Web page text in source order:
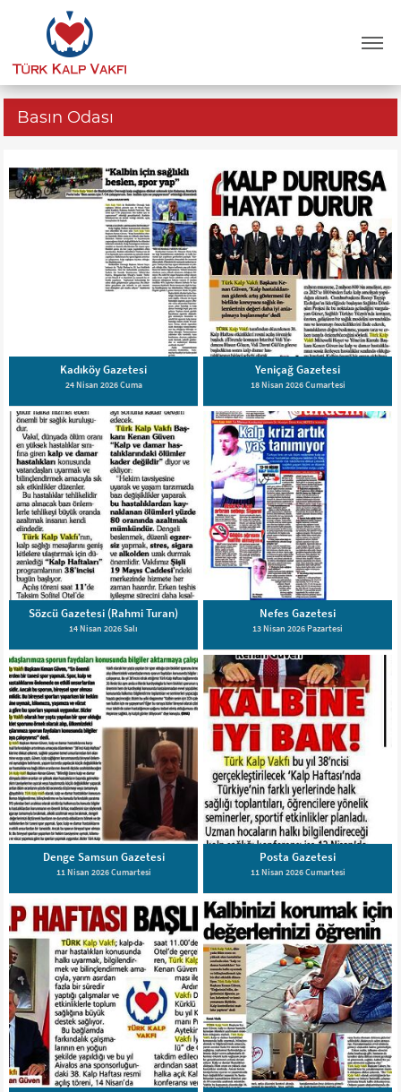
Basın Odası
Kadıköy Gazetesi
24 Nisan 2026 Cuma
Yeniçağ Gazetesi
18 Nisan 2026 Cumartesi
Sözcü Gazetesi (Rahmi Turan)
14 Nisan 2026 Salı
Nefes Gazetesi
13 Nisan 2026 Pazartesi
Denge Samsun Gazetesi
11 Nisan 2026 Cumartesi
Posta Gazetesi
11 Nisan 2026 Cumartesi